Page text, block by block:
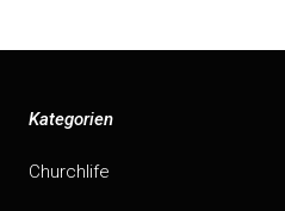
Kategorien
Churchlife